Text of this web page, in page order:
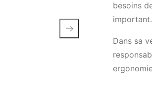
besoins
important.
Dans sa